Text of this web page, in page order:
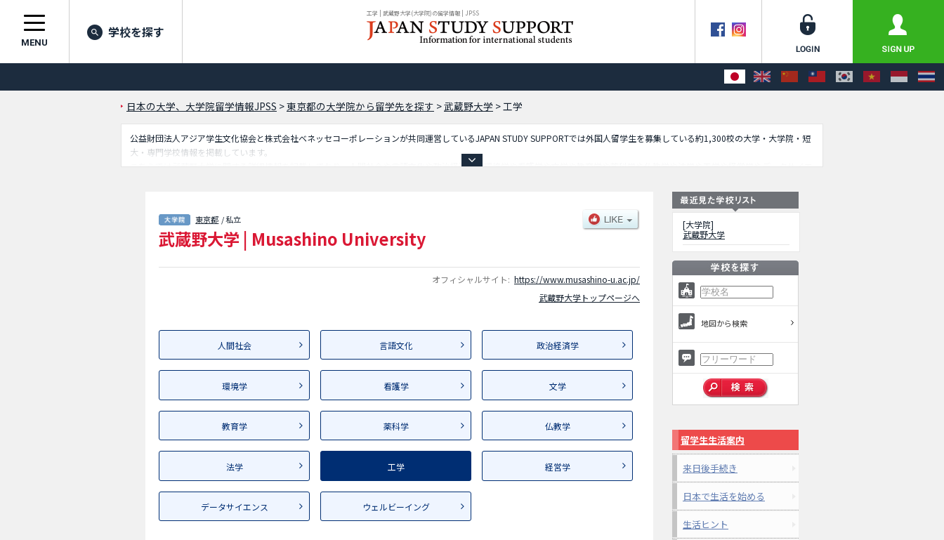
工学 | 武蔵野大学(大学院)の留学情報 | JPSS
MENU
学校を探す
日本の大学、大学院留学情報JPSS >東京都の大学院から留学先を探す >武蔵野大学 >工学
公益財団法人アジア学生文化協会と株式会社ベネッセコーポレーションが共同運営しているJAPAN STUDY SUPPORTでは外国人留学生を募集している約1,300校の大学・大学院・短
大・専門学校情報を掲載しています。
こちらでは武蔵野大学に関する詳細情報を記載しており、人間社会や言語文化や政治経済学や環境学や看護学や文学や教育学や薬科学や仏教学や法学や工学や経営学やデータサイエ
東京都 / 私立
武蔵野大学 | Musashino University
オフィシャルサイト: https://www.musashino-u.ac.jp/
武蔵野大学トップページへ
人間社会 言語文化 政治経済学
環境学 看護学 文学
教育学 薬科学 仏教学
法学 工学 経営学
データサイエンス ウェルビーイング
[大学院]
武蔵野大学
地図から検索
留学生生活案内
来日後手続き
日本で生活を始める
生活ヒント